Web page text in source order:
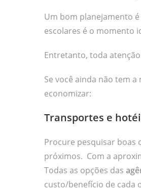
Um bom planejamento
escolares é o momento
Entretanto, toda
Se você ainda não tem
economizar:
Transportes e
Procure pesquisar boas
próximos. Com a
Todas as opções das
custo/benefício de cada